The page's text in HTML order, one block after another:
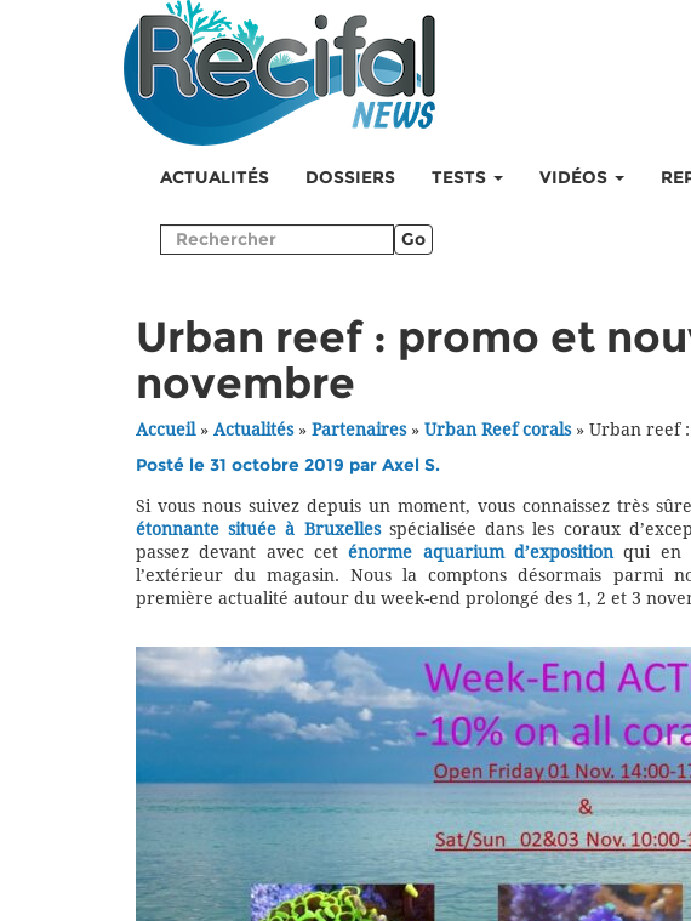
ACTUALITÉS DOSSIERS TESTS VIDÉOS
Go
Urban reef : promo et
novembre
Accueil» Actualités» Partenaires» Urban Reef corals» Urban reef
Posté le 31 octobre 2019 par Axel S.
Si vous nous suivez depuis un moment, vous connaissez très
étonnante située à Bruxellesspécialisée dans les coraux
passez devant avec ceténorme aquarium d’expositionqui en
l’extérieur du magasin. Nous la comptons désormais parmi
première actualité autour du week-end prolongé des 1, 2 et 3